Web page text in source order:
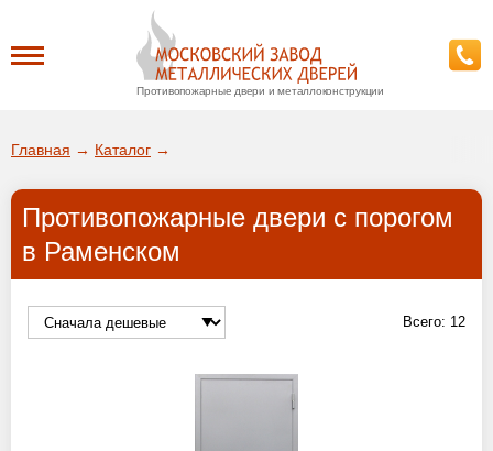
Противопожарные двери и металлоконструкции
ДА!
ВЫБРАТЬ ДРУГОЙ ГОРОД
О заводе
Доставка
Установка
Главная → Каталог →
Противопожарные двери с порогом
в Раменском
Всего: 12